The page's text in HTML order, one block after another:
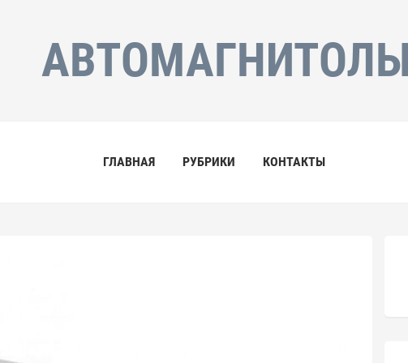
ГЛАВНАЯ РУБРИКИ КОНТАКТЫ